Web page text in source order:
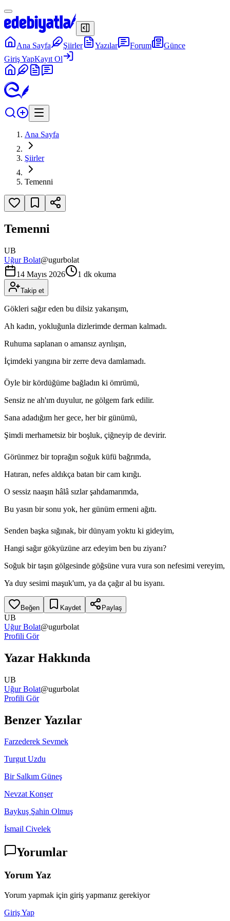
Ana Sayfa Şiirler Yazılar Forum
Günce
Giriş YapKayıt Ol
Ana Sayfa
Şiirler
Temenni
Temenni
UB
Uğur Bolat@ugurbolat
14 Mayıs 2026
1 dk okuma
Takip et
Gökleri sağır eden bu dilsiz yakarışım,
Ah kadın, yokluğunla dizlerimde derman kalmadı.
Ruhuma saplanan o amansız ayrılışın,
İçimdeki yangına bir zerre deva damlamadı.
Öyle bir kördüğüme bağladın ki ömrümü,
Sensiz ne ah'ım duyulur, ne gölgem fark edilir.
Sana adadığım her gece, her bir günümü,
Şimdi merhametsiz bir boşluk, çiğneyip de devirir.
Görünmez bir toprağın soğuk küfü bağrımda,
Hatıran, nefes aldıkça batan bir cam kırığı.
O sessiz naaşın hâlâ sızlar şahdamarımda,
Bu yasın bir sonu yok, her günüm ermeni ağıtı.
Senden başka sığınak, bir dünyam yoktu ki gideyim,
Hangi sağır gökyüzüne arz edeyim ben bu ziyanı?
Soğuk bir taşın gölgesinde göğsüne vura vura son nefesimi vereyim,
Ya duy sesimi maşuk'um, ya da çağır al bu isyanı.
Beğen Kaydet Paylaş
UB
Uğur Bolat@ugurbolat
Profili Gör
Yazar Hakkında
UB
Uğur Bolat@ugurbolat
Profili Gör
Benzer Yazılar
Farzederek Sevmek
Turgut Uzdu
Bir Salkım Güneş
Nevzat Konşer
Baykuş Şahin Olmuş
İsmail Civelek
Yorumlar
Yorum Yaz
Yorum yapmak için giriş yapmanız gerekiyor
Giriş Yap